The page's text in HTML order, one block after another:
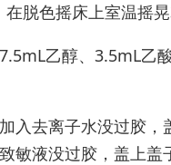
脱色摇床上室温摇晃
⼄醇、3.5mL⼄
⼊去离⼦水没过胶
敏液没过胶，盖上盖